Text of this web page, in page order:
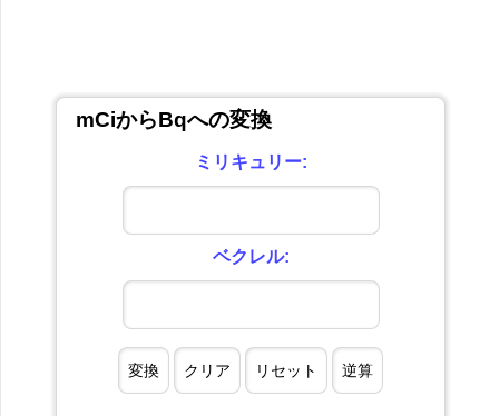
mCiからBqへの変換
ミリキュリー:
ベクレル: